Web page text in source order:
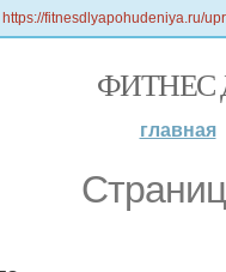
https://fitnesdlyapohudeniya.ru/